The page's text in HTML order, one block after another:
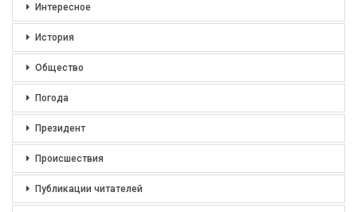
Интересное
История
Общество
Погода
Президент
Происшествия
Публикации читателей